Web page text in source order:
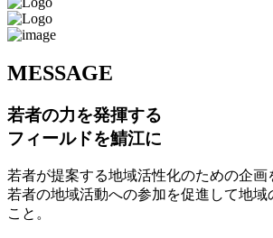
MESSAGE
若者の力を発揮する
フィールドを鯖江に
若者が提案する地域活性化のための企画
若者の地域活動への参加を促進して地域
こと。